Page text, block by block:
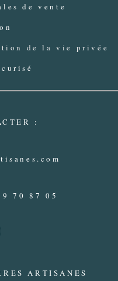
de vente
de la vie privée
:
70 87 05
ARTISANES